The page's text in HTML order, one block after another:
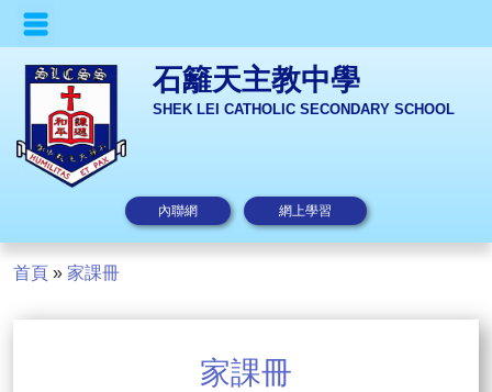
石籬天主教中學
SHEK LEI CATHOLIC SECONDARY SCHOOL
內聯網 網上學習
首頁 » 家課冊
家課冊